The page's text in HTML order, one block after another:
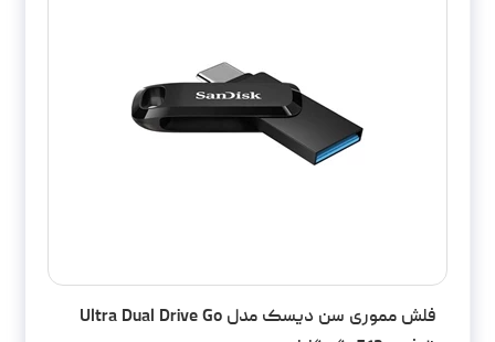
فلش مموری سن دیسک مدل Ultra Dual Drive Go